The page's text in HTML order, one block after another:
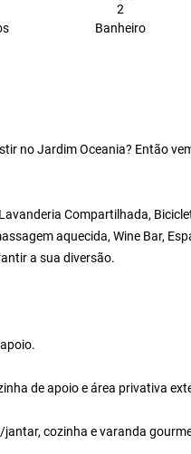
2
Banheiro
no Jardim Oceania? Então
Compartilhada,
aquecida, Wine Bar,
a sua diversão.
de apoio e área privativa
cozinha e varanda